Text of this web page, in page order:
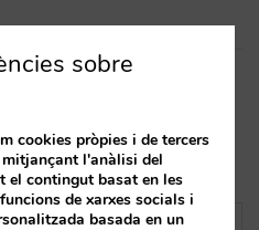
la plataforma de
sobre
cookies pròpies i de tercers
l'anàlisi del
el contingut basat en les
de xarxes socials i
basada en un